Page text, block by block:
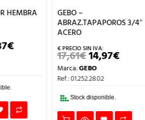
HEMBRA
€EL
PRECIO
GEBO –
ABRAZ.TAPAPOROS 3/4″
ACERO
17,61€EL
PRECIO
ORIGINAL
ERA:
14,97€EL
PRECIO
Marca:GEBO
Ref.: 01.252.28.02
Stock disponible.